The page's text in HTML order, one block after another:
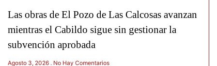
Las obras de El Pozo de Las Calcosas avanzan
mientras el Cabildo sigue sin gestionar la
subvención aprobada
Agosto 3, 2026 No Hay Comentarios